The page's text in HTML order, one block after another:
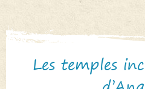
Les temples